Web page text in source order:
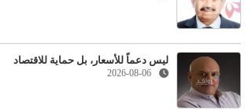
ليس دعماً للأسعار، بل حماية للاقتصاد
2026-08-06